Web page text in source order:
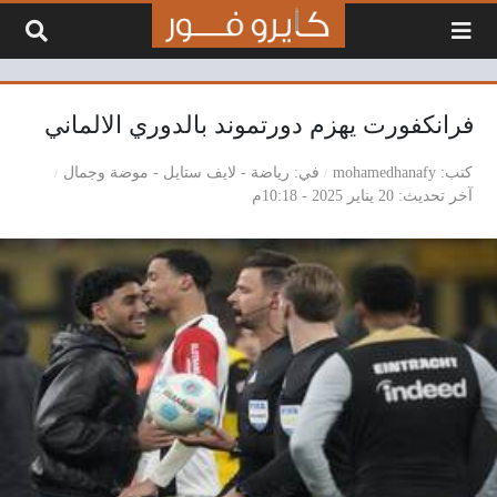
فرانكفورت يهزم دورتموند بالدوري الالماني
كتب mohamedhanafy في رياضة - لايف ستايل - موضة وجمال
آخر تحديث 20 يناير 2025 - 10:18م